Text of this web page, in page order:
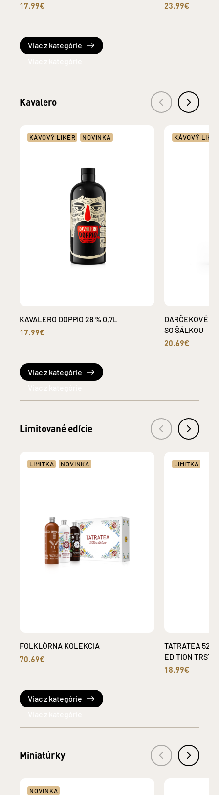
17.99€ 23.99€
Viac z kategórie
Kavalero
KÁVOVÝ LIKÉR NOVINKA
KAVALERO DOPPIO 28 % 0,7L
17.99€
KÁVOVÝ
DARČEKOVÉ
SO ŠÁLKOU
20.69€
Viac z kategórie
Limitované edície
LIMITKA NOVINKA
FOLKLÓRNA KOLEKCIA
70.69€
LIMITKA
TATRATEA 52
EDITION
18.99€
Viac z kategórie
Miniatúrky
NOVINKA